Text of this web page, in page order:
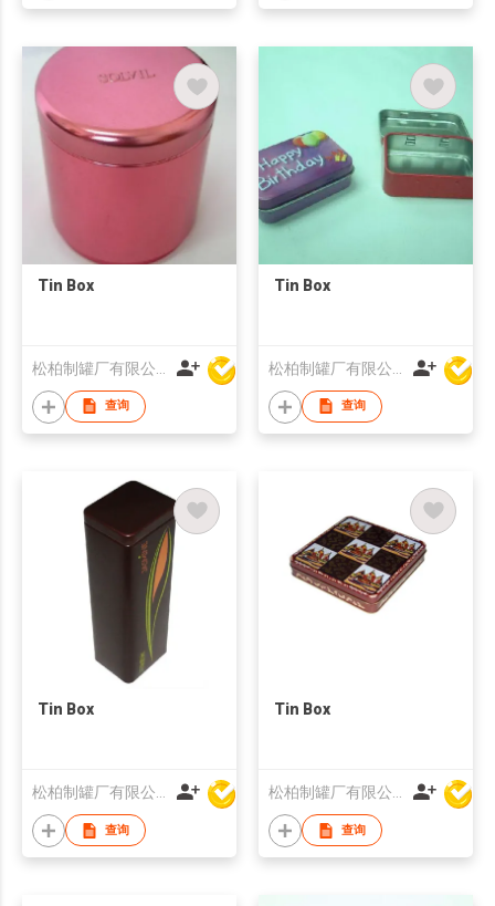
Tin Box
查询
Tin Box
查询
Tin Box
松柏制罐厂有限公司
查询
Tin Box
松柏制罐厂有限公司
查询